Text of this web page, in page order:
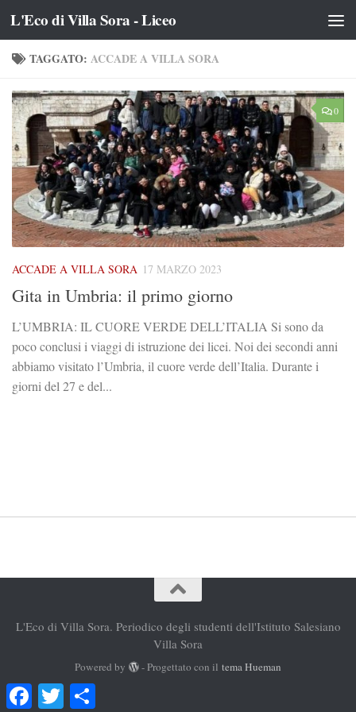
Salta al contenuto
L'Eco di Villa Sora - Liceo
TAGGATO: ACCADE A VILLA SORA
0
ACCADE A VILLA SORA 17 MARZO 2023
Gita in Umbria: il primo giorno
L’UMBRIA: IL CUORE VERDE DELL’ITALIA Si sono da
poco conclusi i viaggi di istruzione dei licei. Noi dei secondi anni
abbiamo visitato l’Umbria, il cuore verde dell’Italia. Durante i
giorni del 27 e del...
L'Eco di Villa Sora. Periodico degli studenti dell'Istituto Salesiano
Villa Sora
Powered by - Progettato con iltema Hueman
FacebookTwitter